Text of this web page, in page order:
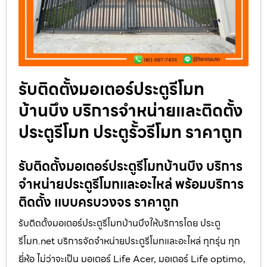
รับติดตั้งมอเตอร์ประตูรีโมท
บ้านบึง บริการจำหน่ายและติดตั้ง
ประตูรีโมท ประตูรั้วรีโมท ราคาถูก
รับติดตั้งมอเตอร์ประตูรีโมทบ้านบึง บริการ
จำหน่ายประตูรีโมทและอะไหล่ พร้อมบริการ
ติดตั้ง แบบครบวงจร ราคาถูก
รับติดตั้งมอเตอร์ประตูรีโมทบ้านบึงให้บริการโดย ประตู
รีโมท.net บริการจัดจำหน่ายประตูรีโมทและอะไหล่ ทุกรุ่น ทุก
ยี่ห้อ ไม่ว่าจะเป็น มอเตอร์ Life Acer, มอเตอร์ Life optimo,